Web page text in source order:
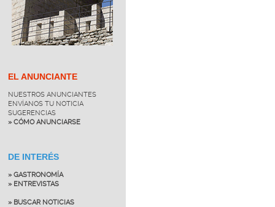
EL ANUNCIANTE
NUESTROS ANUNCIANTES
ENVÍANOS TU NOTICIA
SUGERENCIAS
» CÓMO ANUNCIARSE
DE INTERÉS
» GASTRONOMÍA
» ENTREVISTAS
» BUSCAR NOTICIAS